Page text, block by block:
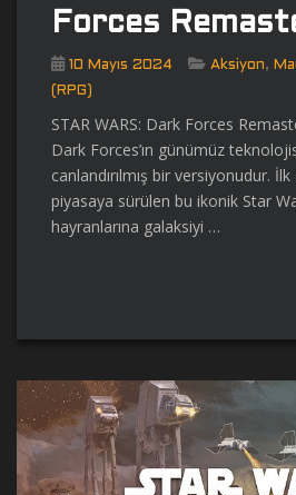
Forces
10 Mayıs 2024 Aksiyon,
(RPG)
STAR WARS: Dark Forces
Dark Forces’ın günümüz
canlandırılmış bir versiyonudur.
piyasaya sürülen bu ikonik Star
hayranlarına galaksiyi …